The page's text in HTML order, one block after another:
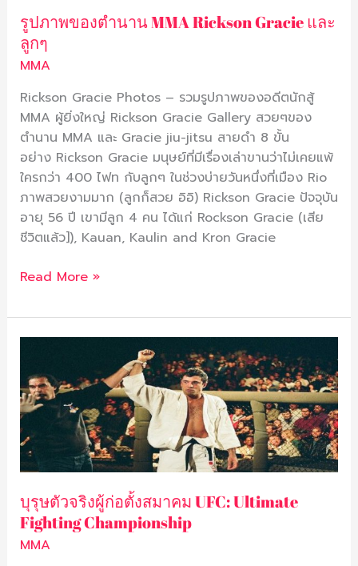
รูปภาพของตำนาน MMA Rickson Gracie และ
ลูกๆ
MMA
Rickson Gracie Photos – รวมรูปภาพของอดีตนักสู้
MMA ผู้ยิ่งใหญ่ Rickson Gracie Gallery สวยๆของ
ตำนาน MMA และ Gracie jiu-jitsu สายดำ 8 ขั้น
อย่าง Rickson Gracie มนุษย์ที่มีเรื่องเล่าขานว่าไม่เคยแพ้
ใครกว่า 400 ไฟท กับลูกๆ ในช่วงบ่ายวันหนึ่งที่เมือง Rio
ภาพสวยงามมาก (ลูกก็สวย อิอิ) Rickson Gracie ปัจจุบัน
อายุ 56 ปี เขามีลูก 4 คน ได้แก่ Rockson Gracie (เสีย
ชีวิตแล้ว]), Kauan, Kaulin and Kron Gracie
Read More »
บุรุษตัวจริงผู้ก่อตั้งสมาคม UFC: Ultimate
Fighting Championship
MMA
จริง
ผู้
ก่อ
ตั้ง
สมาคม
Ultimate
Fighting
Championship